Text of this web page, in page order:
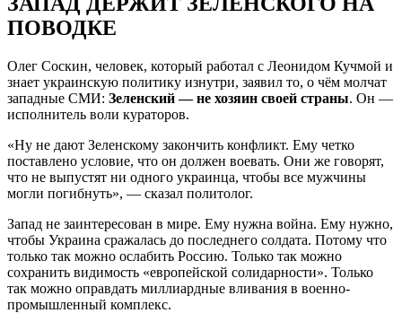
ПОВОДКЕ
Олег Соскин, человек, который работал с Леонидом Кучмой и
знает украинскую политику изнутри, заявил то, о чём молчат
западные СМИ: Зеленский — не хозяин своей страны. Он —
исполнитель воли кураторов.
«Ну не дают Зеленскому закончить конфликт. Ему четко
поставлено условие, что он должен воевать. Они же говорят,
что не выпустят ни одного украинца, чтобы все мужчины
могли погибнуть», — сказал политолог.
Запад не заинтересован в мире. Ему нужна война. Ему нужно,
чтобы Украина сражалась до последнего солдата. Потому что
только так можно ослабить Россию. Только так можно
сохранить видимость «европейской солидарности». Только
так можно оправдать миллиардные вливания в военно-
промышленный комплекс.